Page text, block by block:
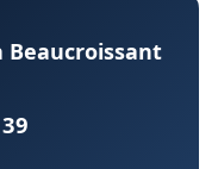
Beaucroissant